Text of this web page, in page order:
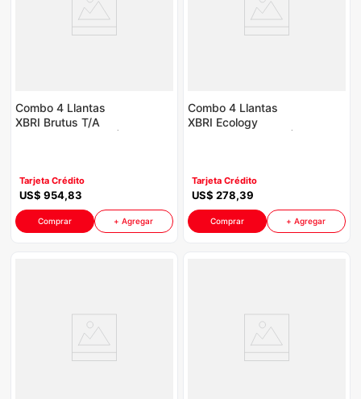
Combo 4 Llantas
XBRI Brutus T/A
Tarjeta Crédito
US$ 954,83
Comprar + Agregar
Combo 4 Llantas
XBRI Ecology
Tarjeta Crédito
US$ 278,39
Comprar + Agregar